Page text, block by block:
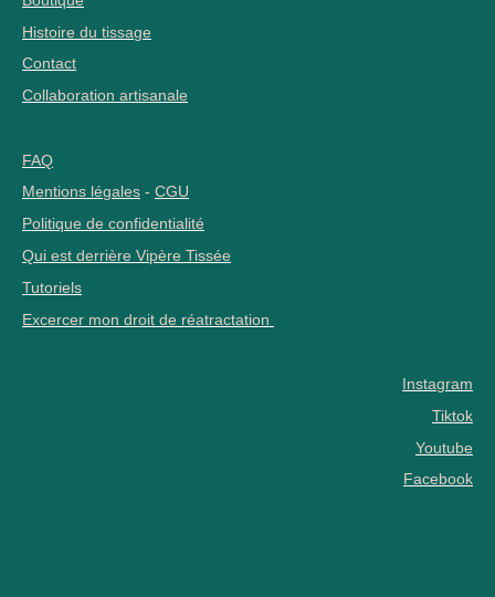
Histoire du tissage
Contact
Collaboration artisanale
FAQ
Mentions légales - CGU
Politique de confidentialité
Qui est derrière Vipère Tissée
Tutoriels
Excercer mon droit de réatractation
Instagram
Tiktok
Youtube
Facebook